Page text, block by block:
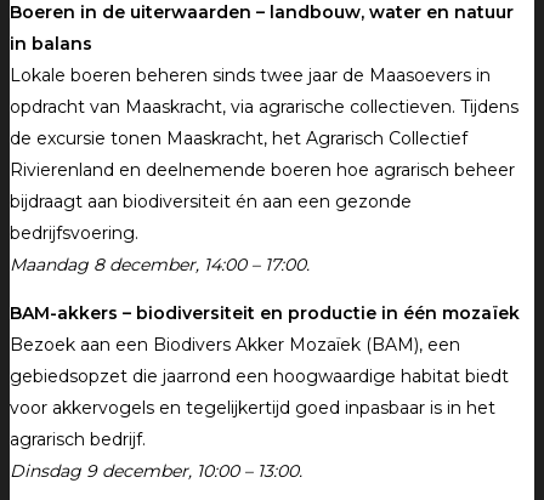
Boeren in de uiterwaarden – landbouw, water en natuur
in balans
Lokale boeren beheren sinds twee jaar de Maasoevers in
opdracht van Maaskracht, via agrarische collectieven. Tijdens
de excursie tonen Maaskracht, het Agrarisch Collectief
Rivierenland en deelnemende boeren hoe agrarisch beheer
bijdraagt aan biodiversiteit én aan een gezonde
bedrijfsvoering.
Maandag 8 december, 14:00 – 17:00.
BAM-akkers – biodiversiteit en productie in één mozaïek
Bezoek aan een Biodivers Akker Mozaïek (BAM), een
gebiedsopzet die jaarrond een hoogwaardige habitat biedt
voor akkervogels en tegelijkertijd goed inpasbaar is in het
agrarisch bedrijf.
Dinsdag 9 december, 10:00 – 13:00.